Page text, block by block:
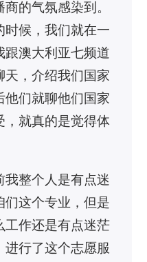
的气氛感染到。
时候，我们就在一
跟澳大利亚七频道
天，介绍我们国家
他们就聊他们国家
，就真的是觉得体
我整个人是有点迷
们这个专业，但是
工作还是有点迷茫
进行了这个志愿服